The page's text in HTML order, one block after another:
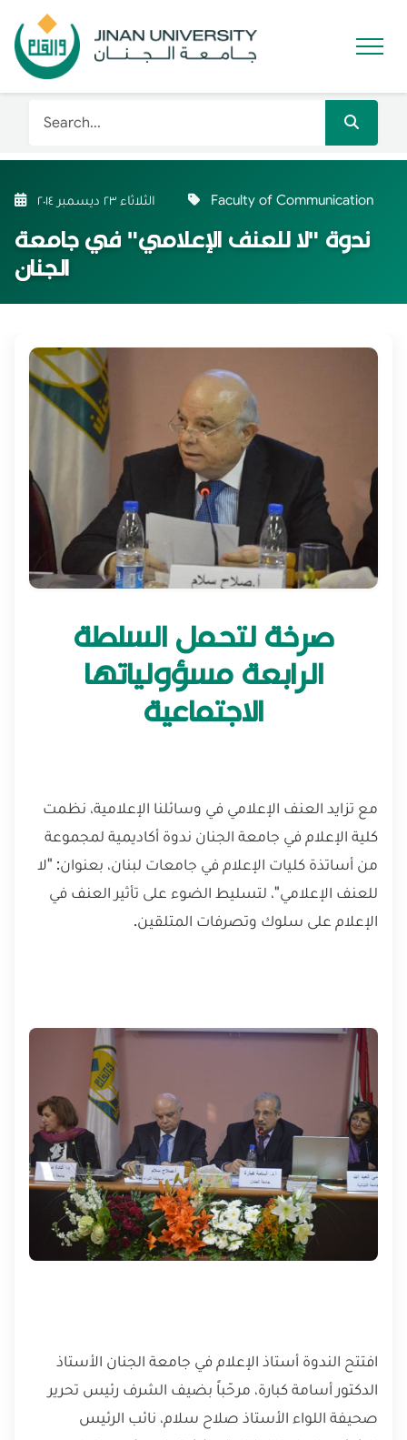
Faculty of Communication
ندوة "لا للعنف الإعلامي" في جامعة
الجنان
صرخة لتحمل السلطة
الرابعة مسؤولياتها
الاجتماعية
مع تزايد العنف الإعلامي في وسائلنا الإعلامية، نظمت
كلية الإعلام في جامعة الجنان ندوة أكاديمية لمجموعة
من أساتذة كليات الإعلام في جامعات لبنان، بعنوان: "لا
للعنف الإعلامي"، لتسليط الضوء على تأثير العنف في
الإعلام على سلوك وتصرفات المتلقين.
افتتح الندوة أستاذ الإعلام في جامعة الجنان الأستاذ
الدكتور أسامة كبارة، مرحّباً بضيف الشرف رئيس تحرير
صحيفة اللواء الأستاذ صلاح سلام، نائب الرئيس